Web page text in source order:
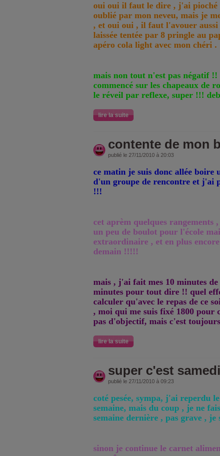
oui oui il faut le dire , j'ai pioché
oublié par mon neveu, mais je
, et oui oui , il faut l'avouer
laissée tentée par 8 pringle au
apéro cola light avec mon chéri .
mais non tout n'est pas négatif
commencé sur les chapeaux de
le réveil par reflexe, super !!!
lire la suite
contente de mon
publié le 27/11/2010 à 20:03
ce matin je suis donc allée boire
d'un groupe de rencontre et j'ai
!!!
cet aprèm quelques rangements
un peu de boulot pour l'école
extraordinaire , et en plus
demain !!!!!
mais , j'ai fait mes 10 minutes
minutes pour tout dire !! quel
calculer qu'avec le repas de ce
, moi qui me suis fixé 1800 pour
pas d'objectif, mais c'est
lire la suite
super c'est
publié le 27/11/2010 à 09:23
coté pesée, sympa, j'ai reperdu
semaine, mais du coup , je ne
semaine dernière , pas grave , je
sinon je continue le carnet